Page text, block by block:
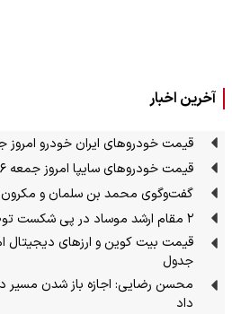
آخرین اخبار
قیمت خودرو‌های ایران خودرو امروز جمعه ۱۶ مرداد
قیمت خودرو‌های سایپا امروز جمعه ۱۶ مرداد ۱۴۰۵ + جدول
گفت‌وگوی محمد بن سلمان و مکرون
۲ مقام‌ ارشد موساد در پی شکست توطئه علیه ایران برکنار شدند
جدول
محسن رضایی: اجازه باز شدن مسیر
داد